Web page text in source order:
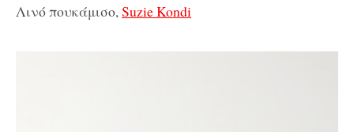
Λινό πουκάμισο, Suzie Kondi